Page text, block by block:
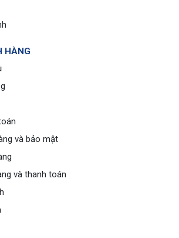
HÀNG
và bảo mật
và thanh toán